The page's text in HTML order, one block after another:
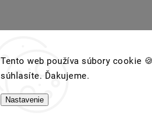
Tento web používa súbory cookie
súhlasíte. Ďakujeme.
Nastavenie